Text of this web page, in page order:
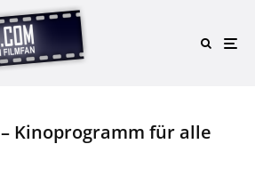
Kinoprogramm für alle